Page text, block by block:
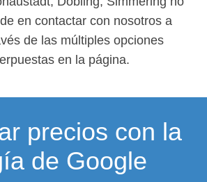
en contactar con nosotros a
de las múltiples opciones
en la página.
precios con la
de Google